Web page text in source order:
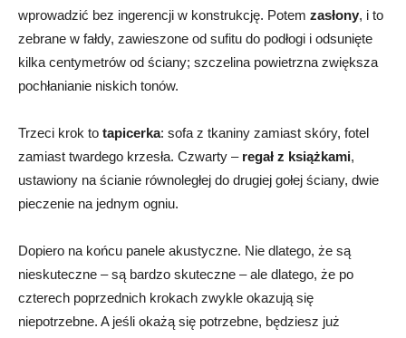
wprowadzić bez ingerencji w konstrukcję. Potem zasłony, i to
zebrane w fałdy, zawieszone od sufitu do podłogi i odsunięte
kilka centymetrów od ściany; szczelina powietrzna zwiększa
pochłanianie niskich tonów.
Trzeci krok to tapicerka: sofa z tkaniny zamiast skóry, fotel
zamiast twardego krzesła. Czwarty – regał z książkami,
ustawiony na ścianie równoległej do drugiej gołej ściany, dwie
pieczenie na jednym ogniu.
Dopiero na końcu panele akustyczne. Nie dlatego, że są
nieskuteczne – są bardzo skuteczne – ale dlatego, że po
czterech poprzednich krokach zwykle okazują się
niepotrzebne. A jeśli okażą się potrzebne, będziesz już